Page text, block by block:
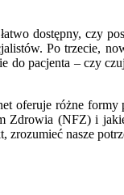
dostępny, czy
Po trzecie,
do pacjenta – czy
różne formy
(NFZ) i
nasze